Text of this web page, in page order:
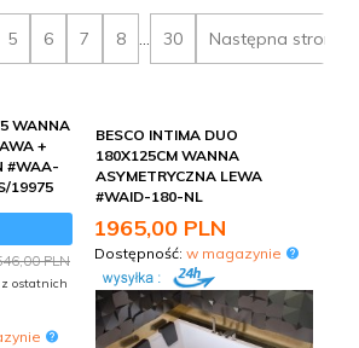
– narożne, z parawanem i wiele
5 6 7 8 ... 30 Następna strona
WANNA
+
#WAA-
19975
PLN
ostatnich
BESCO INTIMA DUO
180X125CM WANNA
ASYMETRYCZNA LEWA
#WAID-180-NL
1965,00 PLN
Dostępność: w magazynie